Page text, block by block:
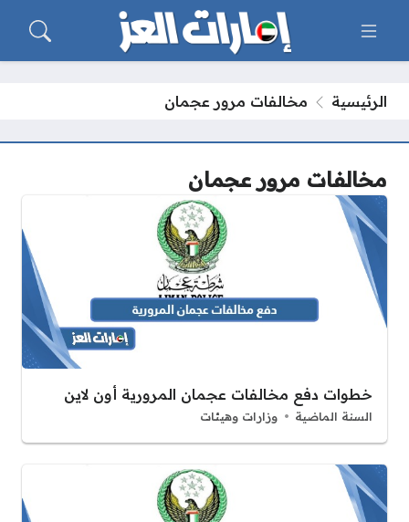
الرئيسية مخالفات مرور عجمان
مخالفات مرور عجمان
خطوات دفع مخالفات عجمان المرورية أون لاين
السنة الماضية وزارات وهيئات